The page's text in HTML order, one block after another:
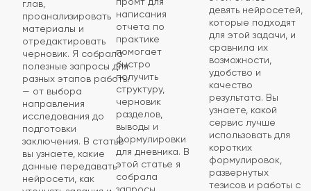
глав,
проанализировать
материалы и
отредактировать
черновик. Я собрала
полезные запросы для
разных этапов работы
— от выбора
направления
исследования до
подготовки
заключения. В статье
вы узнаете, какие
данные передавать
нейросети, как
написания
отчета по
практике
помогает
быстро
получить
структуру,
черновик
разделов,
выводы и
формулировки
для дневника. В
этой статье я
собрала
девять нейросетей,
которые подходят
для этой задачи, и
сравнила их
возможности,
удобство и
качество
результата. Вы
узнаете, какой
сервис лучше
использовать для
коротких
формулировок,
развернутых
тезисов и работы с